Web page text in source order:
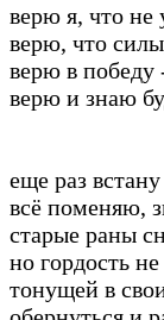
верю я, что не
верю, что
верю в победу
верю и знаю
еще раз
всё поменяю,
старые раны
но гордость
тонущей в